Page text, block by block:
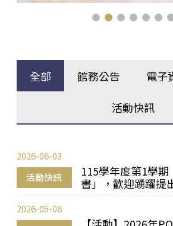
全部 館務公告 電子
活動快訊
活動快訊
115學年度第1學期
書」，歡迎踴躍提
2026-06-03
2026-05-08